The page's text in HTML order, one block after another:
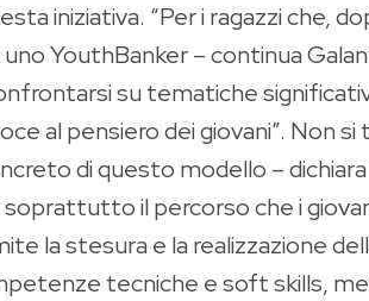
iniziativa. “Per i ragazzi che,
YouthBanker – continua
su tematiche
al pensiero dei giovani”. Non
di questo modello – dichiara
soprattutto il percorso che i
la stesura e la realizzazione
tecniche e soft skills,